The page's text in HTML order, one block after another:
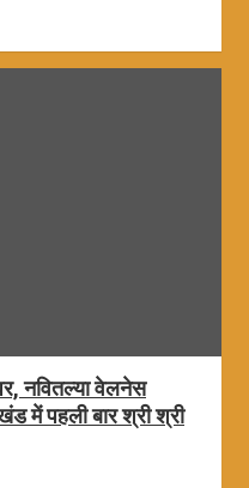
नवितल्या वेलनेस
में पहली बार श्री श्री